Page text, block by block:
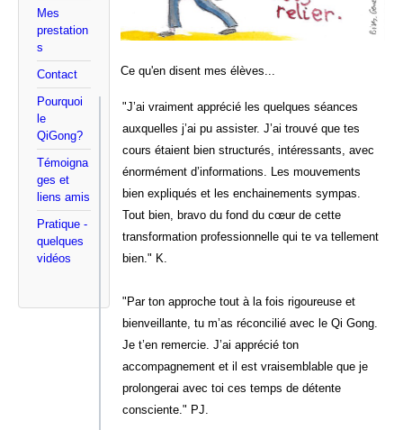
Mes
prestation
s
Contact
Pourquoi
le
QiGong?
Témoigna
ges et
liens amis
Pratique -
quelques
vidéos
Ce qu'en disent mes élèves...
"J’ai vraiment apprécié les quelques séances
auxquelles j’ai pu assister. J’ai trouvé que tes
cours étaient bien structurés, intéressants, avec
énormément d’informations. Les mouvements
bien expliqués et les enchainements sympas.
Tout bien, bravo du fond du cœur de cette
transformation professionnelle qui te va tellement
bien." K.
"Par ton approche tout à la fois rigoureuse et
bienveillante, tu m’as réconcilié avec le Qi Gong.
Je t’en remercie. J’ai apprécié ton
accompagnement et il est vraisemblable que je
prolongerai avec toi ces temps de détente
consciente." PJ.